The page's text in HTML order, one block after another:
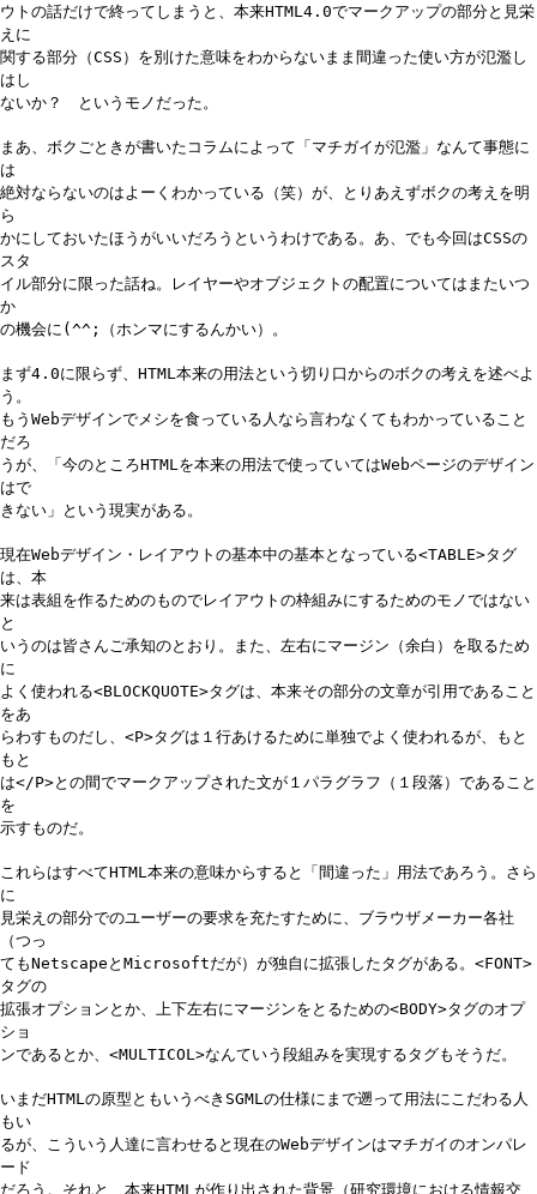
ウトの話だけで終ってしまうと、本来HTML4.0でマークアップの部分と見栄
えに
関する部分（CSS）を別けた意味をわからないまま間違った使い方が氾濫し
はし
ないか？ というモノだった。
まあ、ボクごときが書いたコラムによって「マチガイが氾濫」なんて事態に
は
絶対ならないのはよーくわかっている（笑）が、とりあえずボクの考えを明
ら
かにしておいたほうがいいだろうというわけである。あ、でも今回はCSSの
スタ
イル部分に限った話ね。レイヤーやオブジェクトの配置についてはまたいつ
か
の機会に(^^;（ホンマにするんかい）。
まず4.0に限らず、HTML本来の用法という切り口からのボクの考えを述べよ
う。
もうWebデザインでメシを食っている人なら言わなくてもわかっていること
だろ
うが、「今のところHTMLを本来の用法で使っていてはWebページのデザイン
はで
きない」という現実がある。
現在Webデザイン・レイアウトの基本中の基本となっている<TABLE>タグ
は、本
来は表組を作るためのものでレイアウトの枠組みにするためのモノではない
と
いうのは皆さんご承知のとおり。また、左右にマージン（余白）を取るため
に
よく使われる<BLOCKQUOTE>タグは、本来その部分の文章が引用であること
をあ
らわすものだし、<P>タグは１行あけるために単独でよく使われるが、もと
もと
は</P>との間でマークアップされた文が１パラグラフ（１段落）であること
を
示すものだ。
これらはすべてHTML本来の意味からすると「間違った」用法であろう。さら
に
見栄えの部分でのユーザーの要求を充たすために、ブラウザメーカー各社
（つっ
てもNetscapeとMicrosoftだが）が独自に拡張したタグがある。<FONT>
タグの
拡張オプションとか、上下左右にマージンをとるための<BODY>タグのオプ
ショ
ンであるとか、<MULTICOL>なんていう段組みを実現するタグもそうだ。
いまだHTMLの原型ともいうべきSGMLの仕様にまで遡って用法にこだわる人
もい
るが、こういう人達に言わせると現在のWebデザインはマチガイのオンパレ
ード
だろう。それと、本来HTMLが作り出された背景（研究環境における情報交